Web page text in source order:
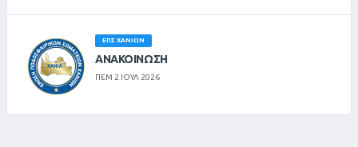
ΕΠΣ ΧΑΝΊΩΝ
ΑΝΑΚΟΙΝΩΣΗ
ΠΕΜ 2 ΙΟΥΛ 2026